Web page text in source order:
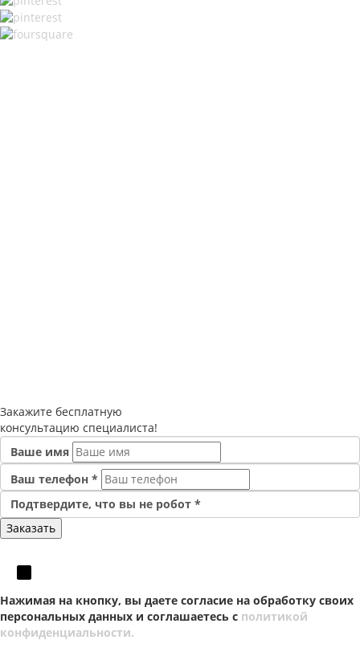
Закажите бесплатную
консультацию специалиста!
Ваше имя
Ваш телефон *
Подтвердите, что вы не робот *
Нажимая на кнопку, вы даете согласие на обработку своих
персональных данных и соглашаетесь с политикой
конфиденциальности.